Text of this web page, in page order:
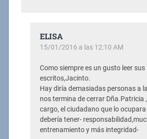
ELISA
15/01/2016 a las 12:10 AM
Como siempre es un gusto leer sus
escritos,Jacinto.
Hay diría demasiadas personas a
nos termina de cerrar Dña.Patricia
cargo, el ciudadano que lo
debería tener-
entrenamiento y más integridad-